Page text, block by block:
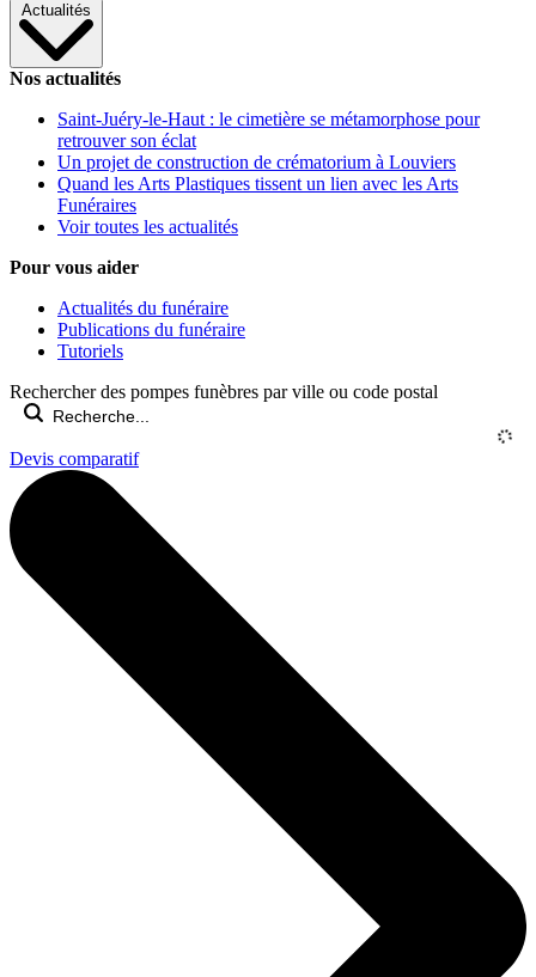
Actualités
Nos actualités
Saint-Juéry-le-Haut : le cimetière se métamorphose pour
retrouver son éclat
Un projet de construction de crématorium à Louviers
Quand les Arts Plastiques tissent un lien avec les Arts
Funéraires
Voir toutes les actualités
Pour vous aider
Actualités du funéraire
Publications du funéraire
Tutoriels
Rechercher des pompes funèbres par ville ou code postal
Devis comparatif